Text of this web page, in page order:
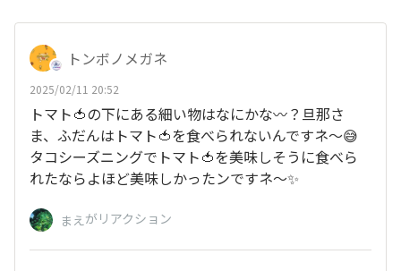
トンボノメガネ
2025/02/11 20:52
トマト🍅の下にある細い物はなにかな〰️？旦那さ
ま、ふだんはトマト🍅を食べられないんですネ〜😅
タコシーズニングでトマト🍅を美味しそうに食べら
れたならよほど美味しかったンですネ〜✨️
まえがリアクション